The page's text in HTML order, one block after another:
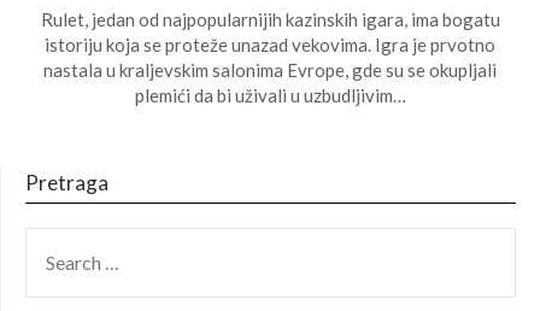
Rulet, jedan od najpopularnijih kazinskih igara, ima bogatu
istoriju koja se proteže unazad vekovima. Igra je prvotno
nastala u kraljevskim salonima Evrope, gde su se okupljali
plemići da bi uživali u uzbudljivim…
Pretraga
FOR: